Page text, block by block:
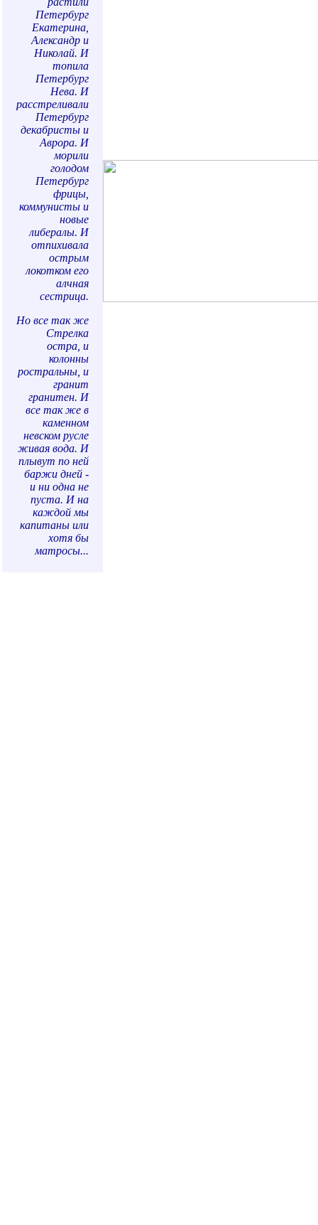
Петербург
Екатерина,
Александр и
Николай. И
топила
Петербург
Нева. И
расстреливали
Петербург
декабристы и
Аврора. И
морили
голодом
Петербург
фрицы,
коммунисты и
новые
либералы. И
отпихивала
острым
локотком его
алчная
сестрица.
Но все так же
Стрелка
остра, и
колонны
ростральны, и
гранит
гранитен. И
все так же в
каменном
невском русле
живая вода. И
плывут по ней
баржи дней -
и ни одна не
пуста. И на
каждой мы
капитаны или
хотя бы
матросы...